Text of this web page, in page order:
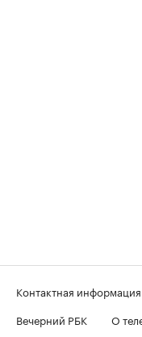
Контактная информация
Вечерний РБК
О